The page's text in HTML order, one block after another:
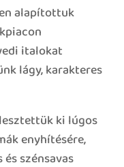
alapítottuk
italokat
lágy, karakteres
ki lúgos
enyhítésére,
szénsavas